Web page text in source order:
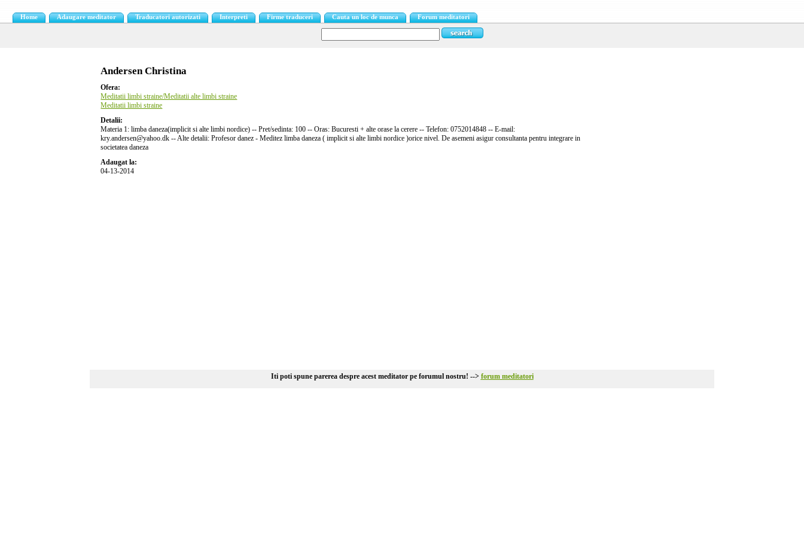
Home Adaugare meditator Traducatori autorizati Interpreti Firme traduceri Cauta un loc de munca Forum meditatori
Andersen Christina
Ofera:
Meditatii limbi straine/Meditatii alte limbi straine
Meditatii limbi straine
Detalii:
Materia 1: limba daneza(implicit si alte limbi nordice) -- Pret/sedinta: 100 -- Oras: Bucuresti + alte orase la cerere -- Telefon: 0752014848 -- E-mail:
kry.andersen@yahoo.dk -- Alte detalii: Profesor danez - Meditez limba daneza ( implicit si alte limbi nordice )orice nivel. De asemeni asigur consultanta pentru integrare in
societatea daneza
Adaugat la:
04-13-2014
Iti poti spune parerea despre acest meditator pe forumul nostru! --> forum meditatori